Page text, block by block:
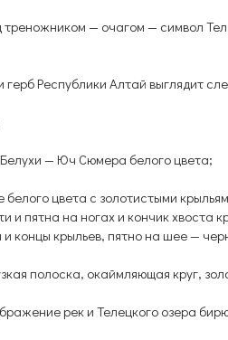
— очагом — символ
Республики Алтай выглядит
— Юч Сюмера белого цвета;
цвета с золотистыми
и пятна на ногах и кончик хвоста
концы крыльев, пятно на шее —
полоска, окаймляющая круг,
рек и Телецкого озера